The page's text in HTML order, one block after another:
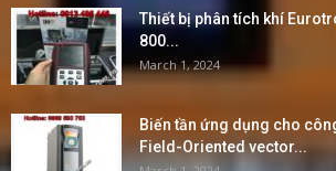
Thiết bị phân tích khí
800...
March 1, 2024
Biến tần ứng dụng cho
Field-Oriented vector...